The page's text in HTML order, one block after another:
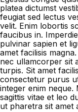
platea dictumst
feugiat sed lectus
velit. Enim lobortis
faucibus in.
pulvinar sapien et
amet facilisis
nec ullamcorper sit
turpis. Sit amet
consectetur purus
integer enim neque.
sagittis vitae et leo
ut pharetra sit amet